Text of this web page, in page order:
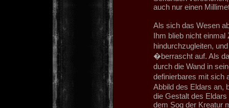
auch nur einen
Als sich das Wesen
Ihm blieb nicht
hindurchzugleiten,
�berrascht auf. Als
durch die Wand in
definierbares mit sich
Abbild des Eldars an,
die Gestalt des
dem Sog der Kreatur